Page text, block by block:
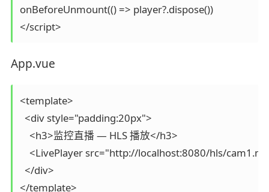
onBeforeUnmount(() => player?.dispose())
</script>
App.vue
<template>
  <div style="padding:20px">
    <h3>监控直播 — HLS 播放</h3>
<LivePlayer src="http://localhost:8080/hls/
  </div>
</template>